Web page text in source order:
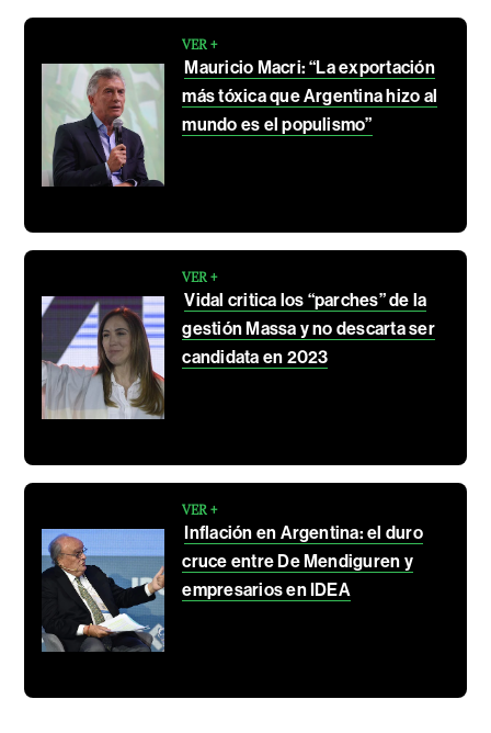
VER +
Mauricio Macri: “La exportación
más tóxica que Argentina hizo al
mundo es el populismo”
VER +
Vidal critica los “parches” de la
gestión Massa y no descarta ser
candidata en 2023
VER +
Inflación en Argentina: el duro
cruce entre De Mendiguren y
empresarios en IDEA